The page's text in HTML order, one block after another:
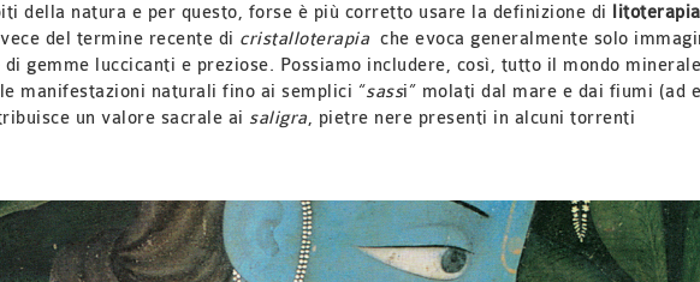
della natura e per questo, forse è più corretto usare la definizione di
litoterapia
del termine recente di cristalloterapia che evoca generalmente solo
gemme luccicanti e preziose. Possiamo includere, così, tutto il mondo
manifestazioni naturali fino ai semplici “sassi” molati dal mare e dai fiumi (ad
un valore sacrale ai saligra, pietre nere presenti in alcuni torrenti